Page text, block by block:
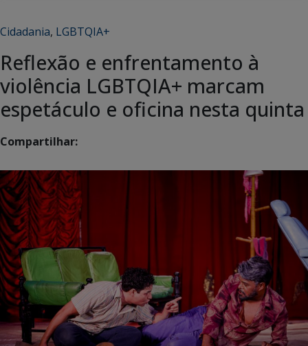
Cidadania, LGBTQIA+
Reflexão e enfrentamento à
violência LGBTQIA+ marcam
espetáculo e oficina nesta quinta
Compartilhar: